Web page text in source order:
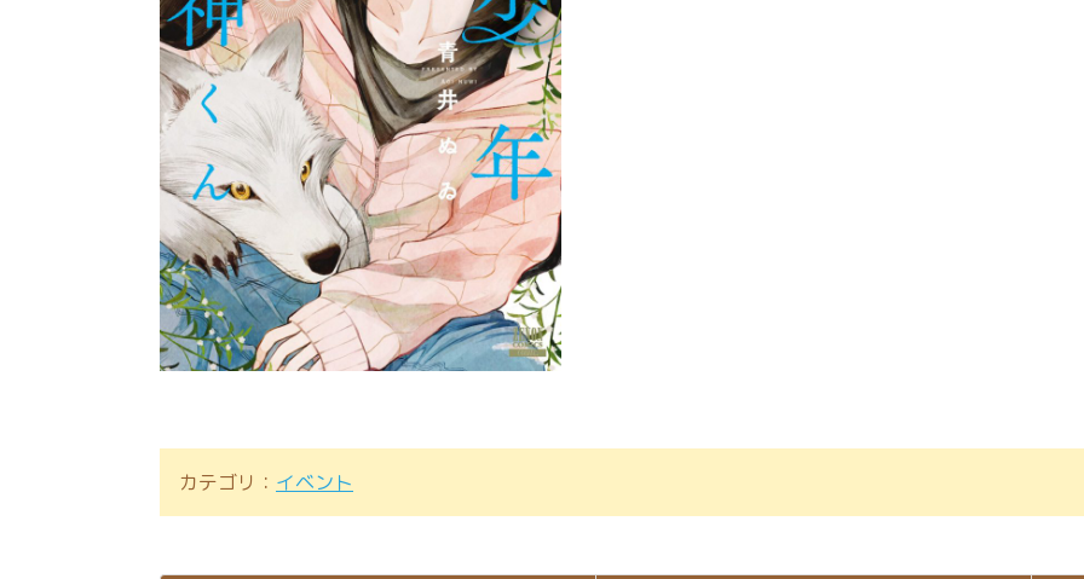
カテゴリ： イベント